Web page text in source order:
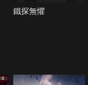
鐵探無懼